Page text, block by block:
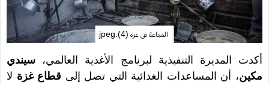
المجاعة في غزة (4).jpeg
أكدت المديرة التنفيذية لبرنامج الأغذية العالمي، سيندي
مكين، أن المساعدات الغذائية التي تصل إلى قطاع غزة لا